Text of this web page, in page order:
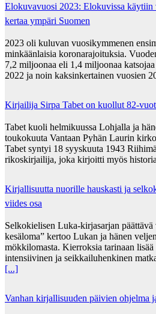
Elokuvavuosi 2023: Elokuvissa
kertaa ympäri Suomen
2023 oli kuluvan vuosikymmenen
minkäänlaisia koronarajoituksia.
7,2 miljoonaa eli 1,4 miljoonaa
2022 ja noin kaksinkertainen vuosien
Kirjailija Sirpa Tabet on kuollut 82-
Tabet kuoli helmikuussa Lohjalla ja
toukokuuta Vantaan Pyhän Laurin
Tabet syntyi 18 syyskuuta 1943
rikoskirjailija, joka kirjoitti myös
Kirjallisuutta nuorille hauskasti ja
viides osa
Selkokielisen Luka-kirjasarjan päättävä
kesäloma” kertoo Lukan ja hänen
mökkilomasta. Kierroksia tarinaan
intensiivinen ja seikkailuhenkinen
[...]
Vanhan kirjallisuuden päivien ohjelma